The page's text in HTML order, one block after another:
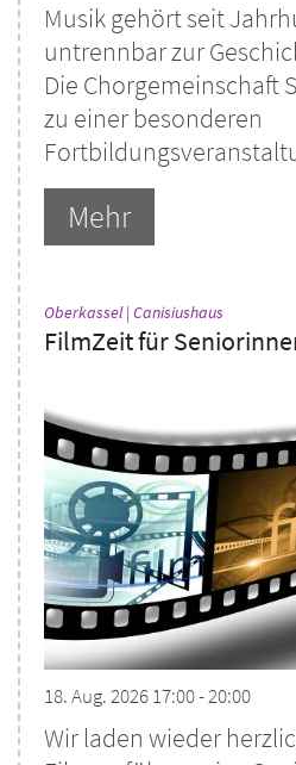
Musik gehört seit
untrennbar zur
Die Chorgemeinschaft
zu einer besonderen
Mehr
Oberkassel | Canisiushaus
FilmZeit für
18. Aug. 2026 17:00 - 20:00
Wir laden wieder